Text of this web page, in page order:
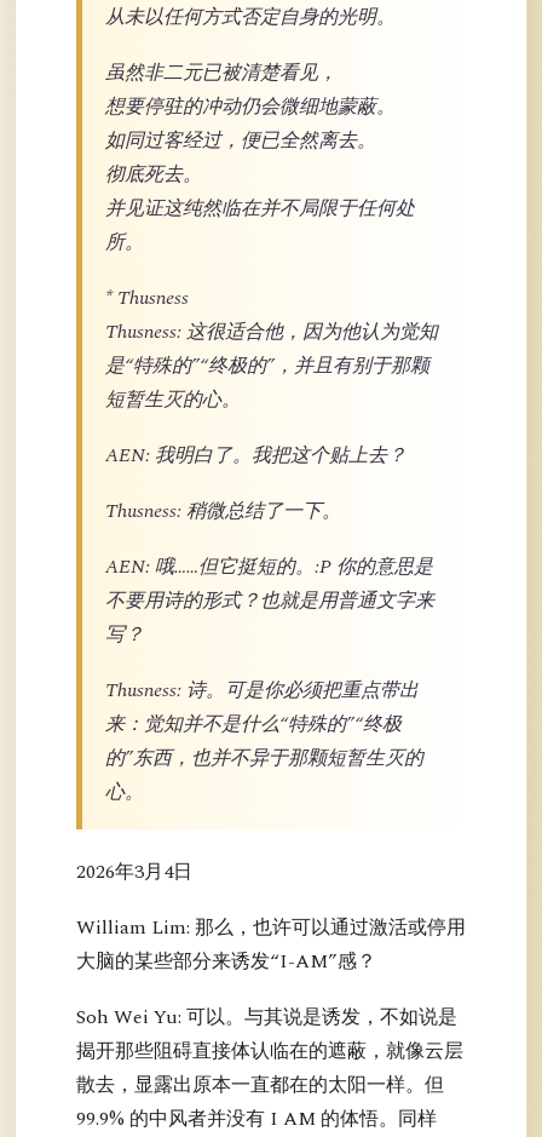
从未以任何方式否定自身的光明。
虽然非二元已被清楚看见，
想要停驻的冲动仍会微细地蒙蔽。
如同过客经过，便已全然离去。
彻底死去。
并见证这纯然临在并不局限于任何处
所。
* Thusness
Thusness: 这很适合他，因为他认为觉知
是“特殊的”“终极的”，并且有别于那颗
短暂生灭的心。
AEN: 我明白了。我把这个贴上去？
Thusness: 稍微总结了一下。
AEN: 哦……但它挺短的。:P 你的意思是
不要用诗的形式？也就是用普通文字来
写？
Thusness: 诗。可是你必须把重点带出
来：觉知并不是什么“特殊的”“终极
的”东西，也并不异于那颗短暂生灭的
心。
2026年3月4日
William Lim: 那么，也许可以通过激活或停用
大脑的某些部分来诱发“I-AM”感？
Soh Wei Yu: 可以。与其说是诱发，不如说是
揭开那些阻碍直接体认临在的遮蔽，就像云层
散去，显露出原本一直都在的太阳一样。但
99.9% 的中风者并没有 I AM 的体悟。同样